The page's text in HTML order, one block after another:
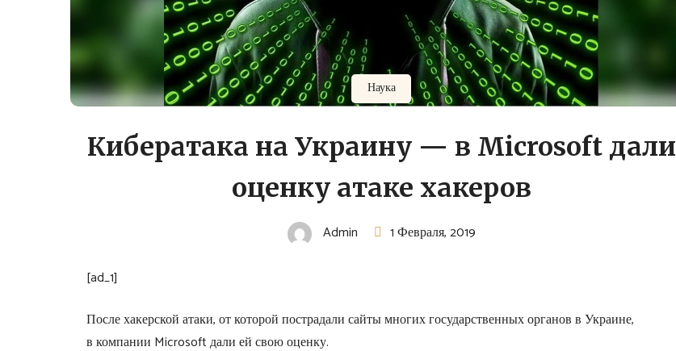
Наука
Кибератака на Украину — в Microsoft дали
оценку атаке хакеров
Admin 1 Февраля, 2019
[ad_1]
После хакерской атаки, от которой пострадали сайты многих государственных органов в Украине,
в компании Microsoft дали ей свою оценку.